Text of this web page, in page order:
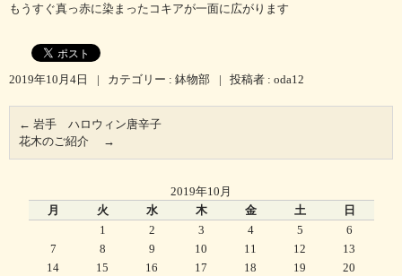
もうすぐ真っ赤に染まったコキアが一面に広がります
2019年10月4日 | カテゴリー : 鉢物部 | 投稿者 : oda12
← 岩手 ハロウィン唐辛子
花木のご紹介
→
2019年10月
月
火 水 木 金 土 日
1 2 3 4 5
6
7
8 9 10 11 12
13
14
15 16 17 18 19
20